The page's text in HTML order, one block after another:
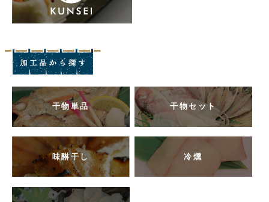
干物単品 干物セット
味醂干し 冷燻